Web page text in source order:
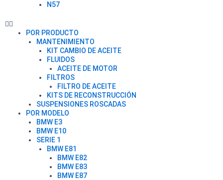
N57
POR PRODUCTO
MANTENIMIENTO
KIT CAMBIO DE ACEITE
FLUIDOS
ACEITE DE MOTOR
FILTROS
FILTRO DE ACEITE
KITS DE RECONSTRUCCIÓN
SUSPENSIONES ROSCADAS
POR MODELO
BMW E3
BMW E10
SERIE 1
BMW E81
BMW E82
BMW E83
BMW E87